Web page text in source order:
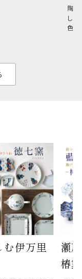
陶器
しい
色の
む伊万里
瀬
椿窯